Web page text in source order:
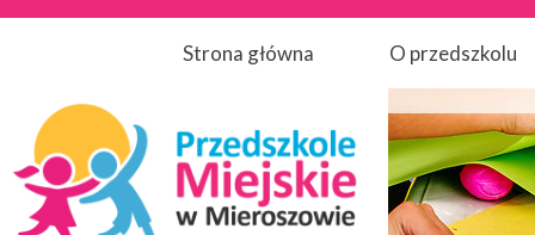
Strona główna O przedszkolu